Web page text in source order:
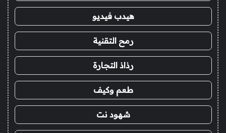
هيدب فيديو
رمح التقنية
رذاذ التجارة
طعم وكيف
شهود نت